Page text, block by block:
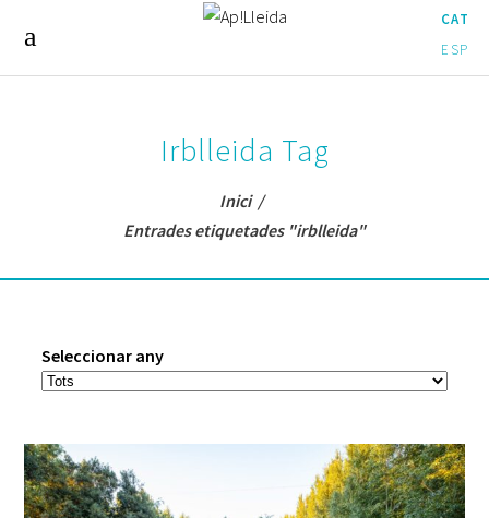
CAT
ESP
Irblleida Tag
Inici/
Entrades etiquetades "irblleida"
Seleccionar any